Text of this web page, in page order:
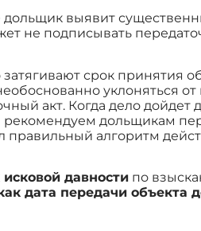
выявит
не подписывать
срок принятия
уклоняться
акт. Когда дело дойдет
рекомендуем дольщикам
правильный алгоритм
исковой давности по
дата передачи объекта